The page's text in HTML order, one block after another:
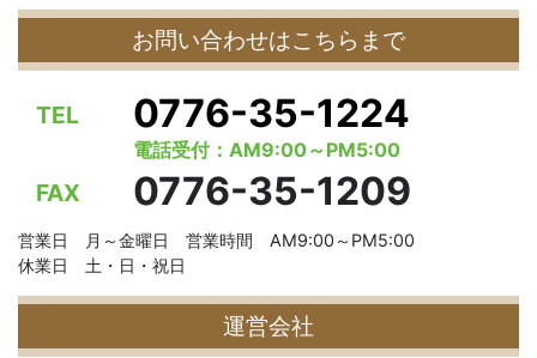
お問い合わせはこちらまで
TEL 0776-35-1224
電話受付：AM9:00～PM5:00
FAX 0776-35-1209
営業日 月～金曜日 営業時間 AM9:00～PM5:00
休業日 土・日・祝日
運営会社